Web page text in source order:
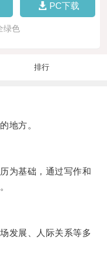
PC下载
绿色
排行
地方。
为基础，通过写作和
发展、人际关系等多